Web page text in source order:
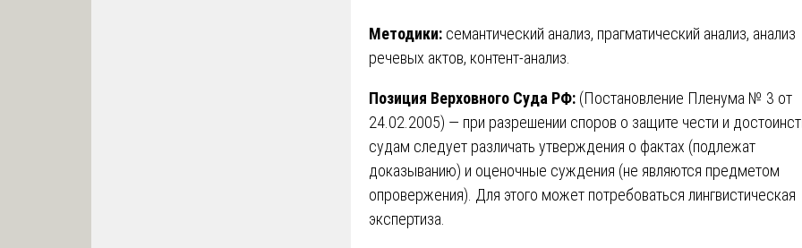
Методики: семантический анализ, прагматический анализ, анализ
речевых актов, контент-анализ.
Позиция Верховного Суда РФ: (Постановление Пленума № 3 от
24.02.2005) — при разрешении споров о защите чести и
судам следует различать утверждения о фактах (подлежат
доказыванию) и оценочные суждения (не являются предметом
опровержения). Для этого может потребоваться лингвистическая
экспертиза.